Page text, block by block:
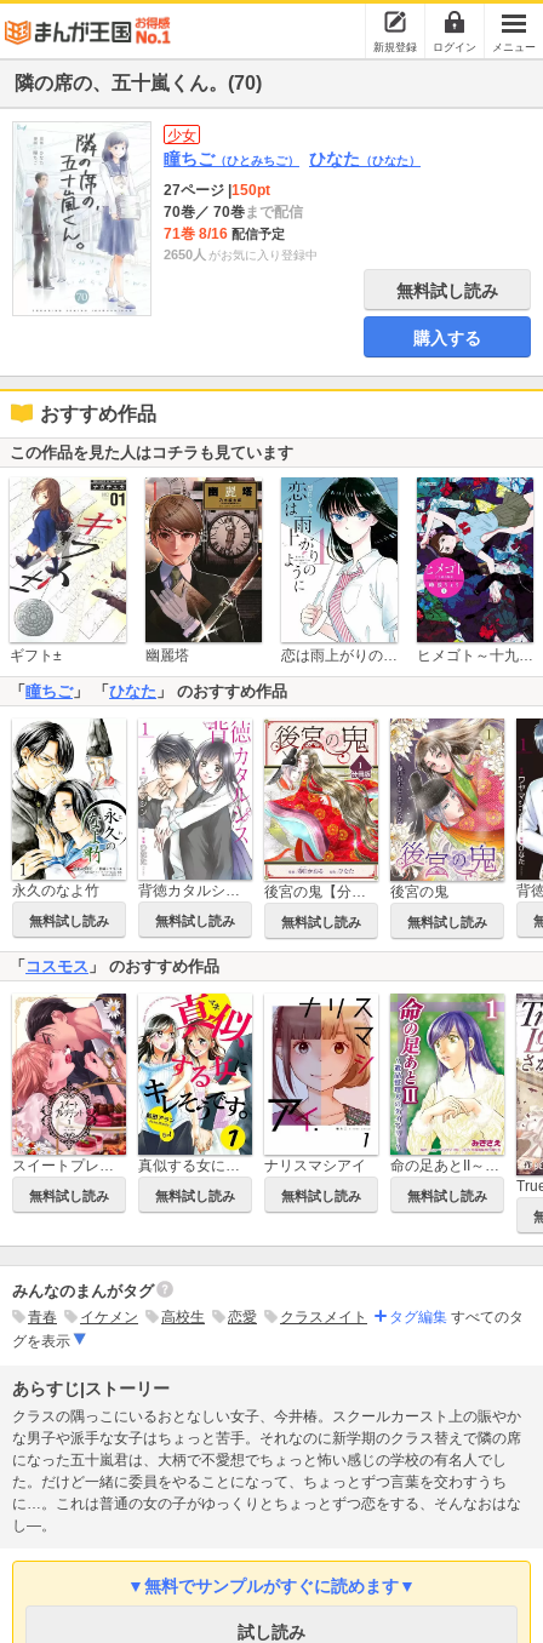
新規登録 ログイン メニュー
隣の席の、五十嵐くん。(70)
少女
瞳ちご（ひとみちご） ひなた （ひなた）
27ページ 150pt
70巻／ 70巻まで配信
71巻 8/16 配信予定
2650人 がお気に入り登録中
無料試し読み
購入する
おすすめ作品
この作品を見た人はコチラも見ています
ギフト± 幽麗塔 恋は雨上がりのように ヒメゴト～十九歳の制服～
「 瞳ちご」 「 ひなた 」 のおすすめ作品
永久のなよ竹
無料試し読み 無料試し読み
後宮の鬼【分冊版】
無料試し読み
後宮の鬼
無料試し読み
背
「 コスモス 」 のおすすめ作品
無料試し読み
真似する女にキレそうです。
無料試し読み
ナリスマシアイ
無料試し読み
無料試し読み
みんなのまんがタグ
青春 イケメン 高校生 恋愛 クラスメイト タグ編集 すべてのタ
グを表示
あらすじ|ストーリー
クラスの隅っこにいるおとなしい女子、今井椿。スクールカースト上の賑やか
な男子や派手な女子はちょっと苦手。それなのに新学期のクラス替えで隣の席
になった五十嵐君は、大柄で不愛想でちょっと怖い感じの学校の有名人でし
た。だけど一緒に委員をやることになって、ちょっとずつ言葉を交わすうち
に…。これは普通の女の子がゆっくりとちょっとずつ恋をする、そんなおはな
し―。
▼無料でサンプルがすぐに読めます▼
試し読み